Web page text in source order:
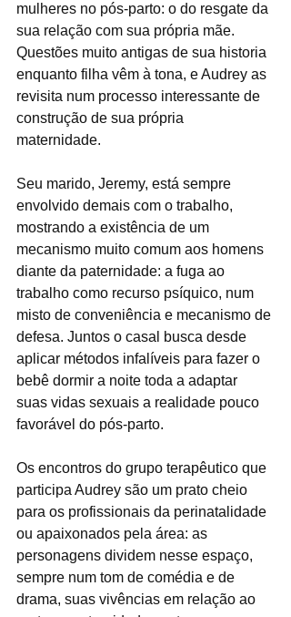
mulheres no pós-parto: o do resgate da
sua relação com sua própria mãe.
Questões muito antigas de sua historia
enquanto filha vêm à tona, e Audrey as
revisita num processo interessante de
construção de sua própria
maternidade.
Seu marido, Jeremy, está sempre
envolvido demais com o trabalho,
mostrando a existência de um
mecanismo muito comum aos homens
diante da paternidade: a fuga ao
trabalho como recurso psíquico, num
misto de conveniência e mecanismo de
defesa. Juntos o casal busca desde
aplicar métodos infalíveis para fazer o
bebê dormir a noite toda a adaptar
suas vidas sexuais a realidade pouco
favorável do pós-parto.
Os encontros do grupo terapêutico que
participa Audrey são um prato cheio
para os profissionais da perinatalidade
ou apaixonados pela área: as
personagens dividem nesse espaço,
sempre num tom de comédia e de
drama, suas vivências em relação ao